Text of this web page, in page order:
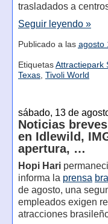
trasladados a
Seguir leyendo »
Publicado a las agosto
Etiquetas Attractiepark
Texas, Tivoli World
sábado, 13 de
Noticias
en Idlewild,
apertura, …
Hopi Hari
informa la prensa
de agosto, una
empleados exigen
atracciones